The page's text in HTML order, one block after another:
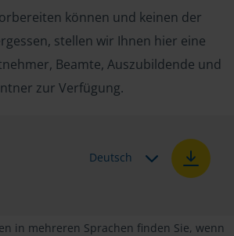
können und keinen der
stellen wir Ihnen hier eine
Beamte, Auszubildende und
zur Verfügung.
Deutsch
in mehreren Sprachen finden Sie, wenn